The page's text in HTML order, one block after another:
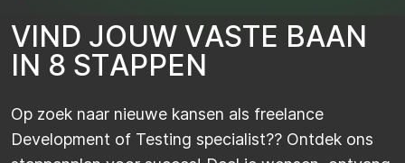
VIND JOUW VASTE BAAN
IN 8 STAPPEN
Op zoek naar nieuwe kansen als freelance
Development of Testing specialist?? Ontdek ons